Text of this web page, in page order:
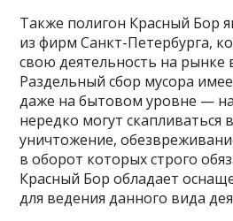
Также полигон Красный Бор
из фирм Санкт-Петербурга,
свою деятельность на рынке
Раздельный сбор мусора
даже на бытовом уровне —
нередко могут скапливаться
уничтожение,
в оборот которых строго
Красный Бор обладает
для ведения данного вида